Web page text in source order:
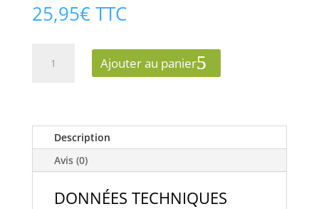
25,95€ TTC
HOME
III
1200mm
Ajouter au panier
Description
Avis (0)
DONNÉES TECHNIQUES